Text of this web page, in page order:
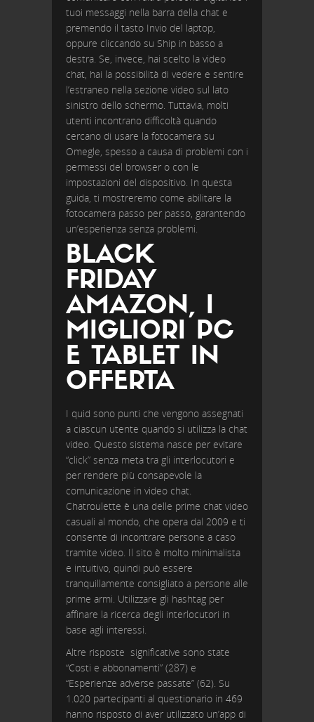
tuoi messaggi nella barra della chat e
premendo il tasto Invio del laptop,
oppure cliccando su Ship in basso a
destra. Se, invece, hai scelto la video
chat, hai la possibilità di vedere e sentire
l’estraneo nella sezione video sul lato
sinistro dello schermo. Tuttavia, molti
utenti incontrano difficoltà quando
cercano di usare la fotocamera su
Omegle, spesso a causa di problemi con i
permessi del browser o con le
impostazioni del dispositivo. In questa
guida, ti mostreremo come abilitare la
fotocamera passo per passo, garantendo
un’esperienza senza problemi.
BLACK
FRIDAY
AMAZON, I
MIGLIORI PC
E TABLET IN
OFFERTA
I quid sono punti che vengono assegnati
a ciascun utente quando si utilizza la chat
video. Questo sistema nasce per evitare
“click” senza meta tra gli interlocutori e
per rendere più consapevole la
comunicazione in video chat.
Chatroulette è una delle prime chat video
casuali al mondo, che opera dal 2009 e ti
consente di incontrare persone a caso
tramite video. Il sito è molto minimalista
e intuitivo, quindi può essere
tranquillamente consigliato a persone alle
prime armi. Utilizzare gli hashtag per
affinare la ricerca degli interlocutori in
base agli interessi.
Altre risposte significative sono state
“Costi e abbonamenti” (287) e
“Esperienze adverse passate” (62). Su
1.020 partecipanti al questionario in 469
hanno risposto di aver utilizzato un’app di